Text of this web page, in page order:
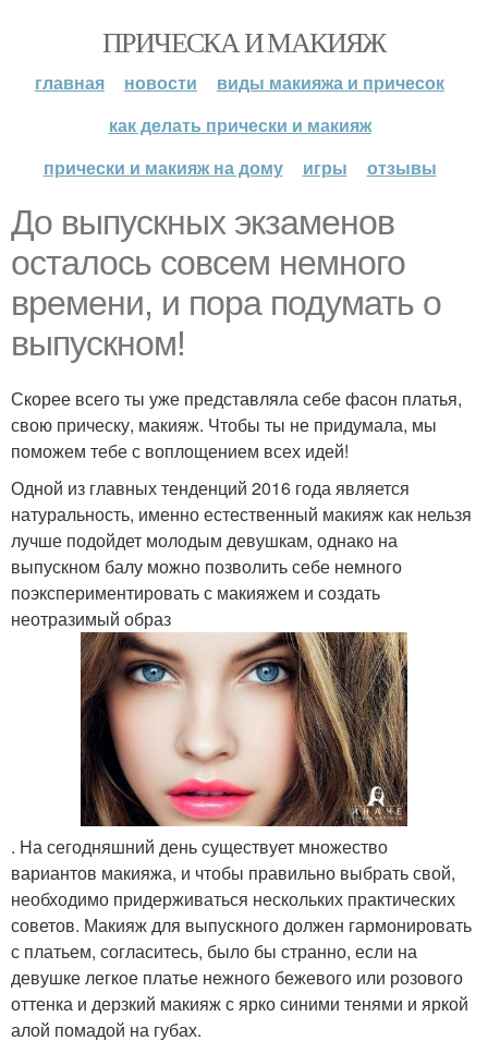
ПРИЧЕСКА И МАКИЯЖ
главная новости
виды макияжа и причесок
как делать прически и макияж
прически и макияж на дому
игры отзывы
До выпускных экзаменов
осталось совсем немного
времени, и пора подумать о
выпускном!
Скорее всего ты уже представляла себе фасон платья,
свою прическу, макияж. Чтобы ты не придумала, мы
поможем тебе с воплощением всех идей!
Одной из главных тенденций 2016 года является
натуральность, именно естественный макияж как нельзя
лучше подойдет молодым девушкам, однако на
выпускном балу можно позволить себе немного
поэкспериментировать с макияжем и создать
неотразимый образ
. На сегодняшний день существует множество
вариантов макияжа, и чтобы правильно выбрать свой,
необходимо придерживаться нескольких практических
советов. Макияж для выпускного должен гармонировать
с платьем, согласитесь, было бы странно, если на
девушке легкое платье нежного бежевого или розового
оттенка и дерзкий макияж с ярко синими тенями и яркой
алой помадой на губах.